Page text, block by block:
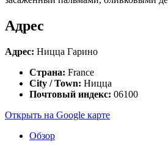
Адрес
Адрес: Ницца Гарино
Страна: France
City / Town: Ницца
Почтовый индекс: 06100
Открыть на Google карте
Обзор